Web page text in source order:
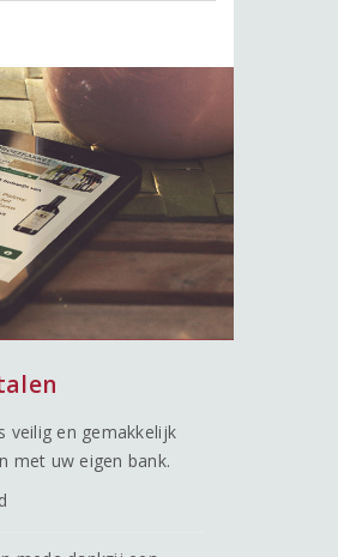
veilig en gemakkelijk
met uw eigen bank.